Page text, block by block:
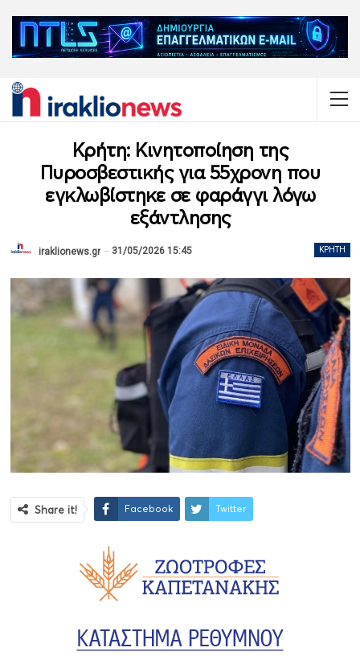
Κρήτη: Κινητοποίηση της
Πυροσβεστικής για 55χρονη που
εγκλωβίστηκε σε φαράγγι λόγω
εξάντλησης
ΚΡΉΤΗ
iraklionews.gr 31/05/2026 15:45
Share it! Facebook Twitter